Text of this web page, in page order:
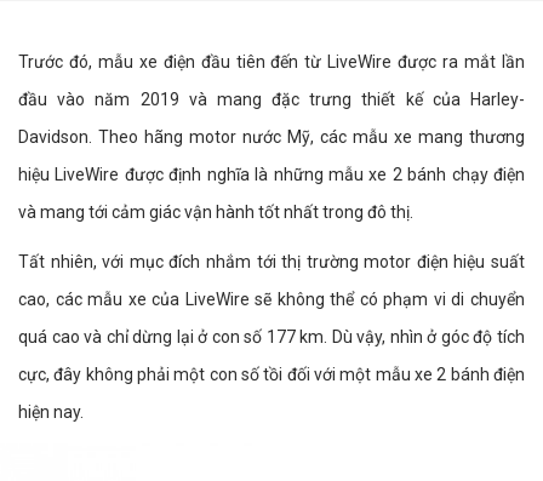
Trước đó, mẫu xe điện đầu tiên đến từ LiveWire được ra mắt lần
đầu vào năm 2019 và mang đặc trưng thiết kế của Harley-
Davidson. Theo hãng motor nước Mỹ, các mẫu xe mang thương
hiệu LiveWire được định nghĩa là những mẫu xe 2 bánh chạy điện
và mang tới cảm giác vận hành tốt nhất trong đô thị.
Tất nhiên, với mục đích nhắm tới thị trường motor điện hiệu suất
cao, các mẫu xe của LiveWire sẽ không thể có phạm vi di chuyển
quá cao và chỉ dừng lại ở con số 177 km. Dù vậy, nhìn ở góc độ tích
cực, đây không phải một con số tồi đối với một mẫu xe 2 bánh điện
hiện nay.